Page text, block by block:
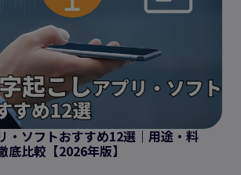
・ソフトおすすめ12選｜用途・料
比較【2026年版】